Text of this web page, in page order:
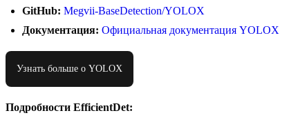
GitHub: Megvii-BaseDetection/YOLOX
Документация: Официальная документация YOLOX
Узнать больше о YOLOX
Подробности EfficientDet: